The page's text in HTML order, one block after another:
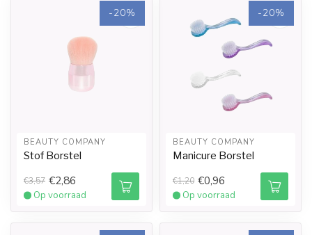
-20%
BEAUTY COMPANY
Stof Borstel
€3,57 €2,86
Op voorraad
-20%
BEAUTY COMPANY
Manicure Borstel
€1,20 €0,96
Op voorraad